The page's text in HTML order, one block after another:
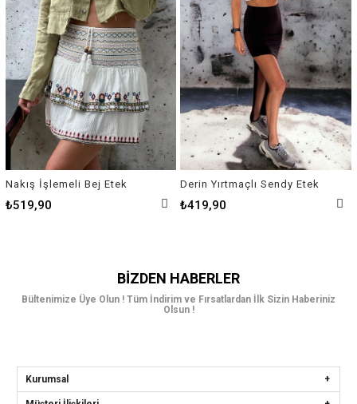
Nakış İşlemeli Bej Etek
₺519,90
Derin Yırtmaçlı Sendy Etek
₺419,90
BIZDEN HABERLER
Bültenimize Üye Olun ! Tüm İndirim ve Fırsatlardan İlk Sizin Haberiniz
Olsun !
Kurumsal